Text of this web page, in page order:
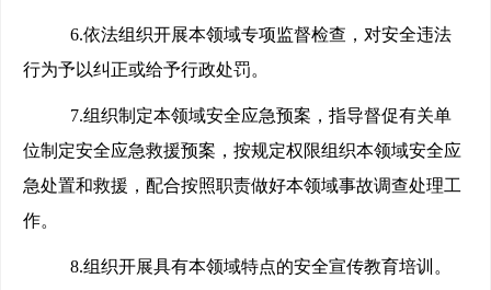
6.依法组织开展本领域专项监督检查，对安全违法
行为予以纠正或给予行政处罚。
7.组织制定本领域安全应急预案，指导督促有关单
位制定安全应急救援预案，按规定权限组织本领域安全应
急处置和救援，配合按照职责做好本领域事故调查处理工
作。
8.组织开展具有本领域特点的安全宣传教育培训。